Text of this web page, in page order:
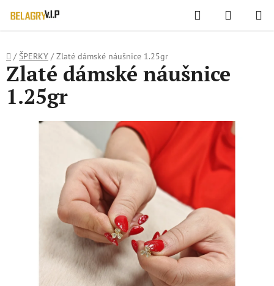
WIDGET HODNOCENÍ OBCHODU
Přejít
na
Hledat
KOŠÍK
Domů
/ ŠPERKY / Zlaté dámské náušnice 1.25gr
Zlaté dámské náušnice
1.25gr